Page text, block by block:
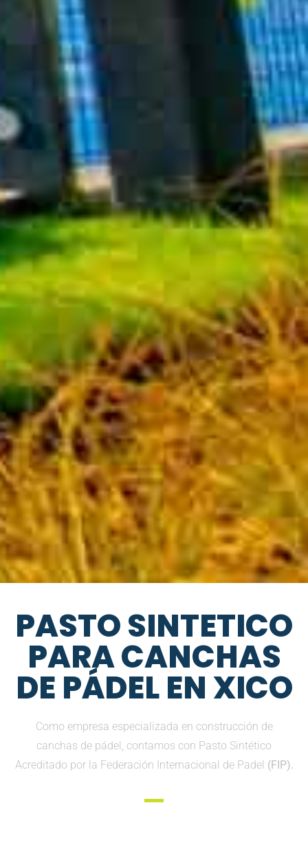
PASTO SINTETICO
PARA CANCHAS
DE PÁDEL EN XICO
Como empresa especializada en construcción de
canchas de pádel, contamos con Pasto Sintético
Acreditado por la Federación Internacional de Padel (FIP).